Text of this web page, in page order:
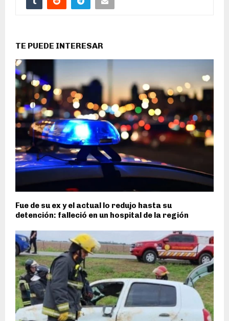
TE PUEDE INTERESAR
Fue de su ex y el actual lo redujo hasta su
detención: falleció en un hospital de la región